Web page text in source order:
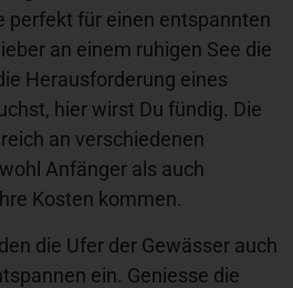
perfekt für einen entspannten
an einem ruhigen See die
Herausforderung eines
hier wirst Du fündig. Die
an verschiedenen
Anfänger als auch
Kosten kommen.
die Ufer der Gewässer auch
ein. Geniesse die